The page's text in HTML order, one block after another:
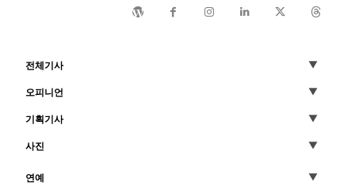
전체기사
오피니언
기획기사
사진
연예